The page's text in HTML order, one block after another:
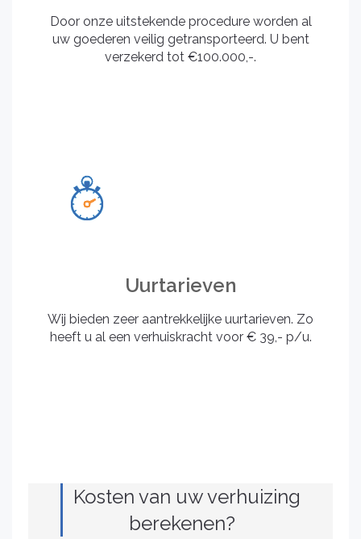
Door onze uitstekende procedure worden al
uw goederen veilig getransporteerd. U bent
verzekerd tot €100.000,-.
Uurtarieven
Wij bieden zeer aantrekkelijke uurtarieven. Zo
heeft u al een verhuiskracht voor € 39,- p/u.
Kosten van uw verhuizing
berekenen?